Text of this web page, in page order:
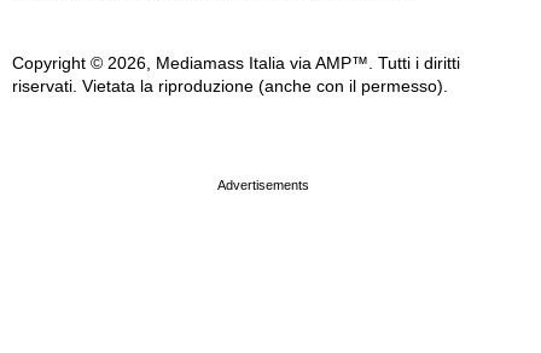
Copyright © 2026, Mediamass Italia via AMP™. Tutti i diritti
riservati. Vietata la riproduzione (anche con il permesso).